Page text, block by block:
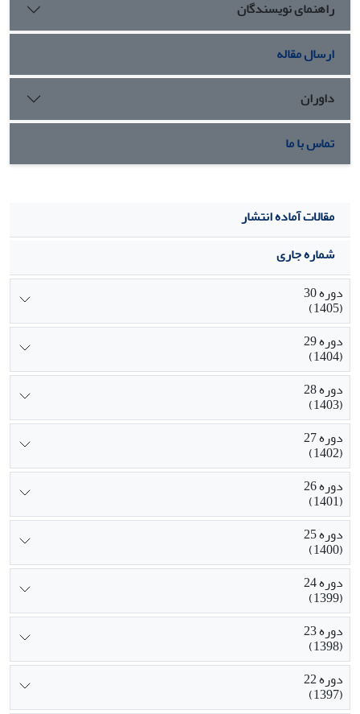
راهنمای نویسندگان
ارسال مقاله
داوران
تماس با ما
مقالات آماده انتشار
شماره جاری
دوره 30
(1405)
دوره 29
(1404)
دوره 28
(1403)
دوره 27
(1402)
دوره 26
(1401)
دوره 25
(1400)
دوره 24
(1399)
دوره 23
(1398)
دوره 22
(1397)